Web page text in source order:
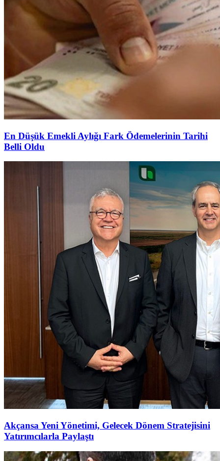
En Düşük Emekli Aylığı Fark Ödemelerinin Tarihi
Belli Oldu
Akçansa Yeni Yönetimi, Gelecek Dönem Stratejisini
Yatırımcılarla Paylaştı